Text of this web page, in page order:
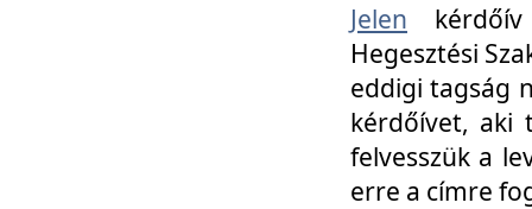
Jelen
Hegesztési
eddigi tagság
kérdőívet, aki
felvesszük a
erre a címre